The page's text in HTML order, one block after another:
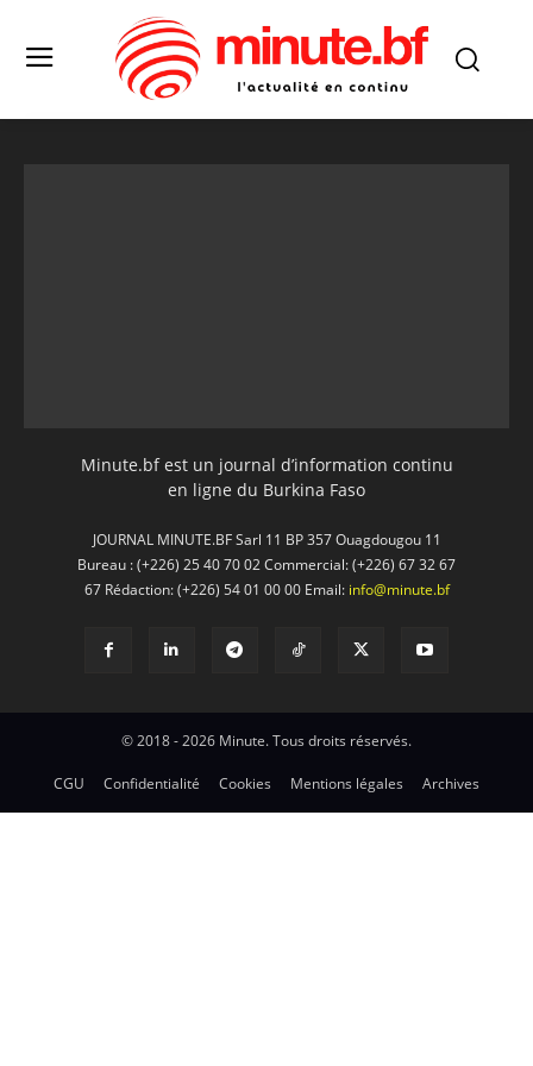
Minute.bf est un journal d’information continu
en ligne du Burkina Faso
JOURNAL MINUTE.BF Sarl 11 BP 357 Ouagdougou 11
Bureau : (+226) 25 40 70 02 Commercial: (+226) 67 32 67
67 Rédaction: (+226) 54 01 00 00 Email: info@minute.bf
© 2018 - 2026 Minute. Tous droits réservés.
CGU Confidentialité Cookies Mentions légales Archives